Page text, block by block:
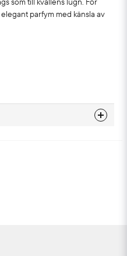
parfym med känsla av